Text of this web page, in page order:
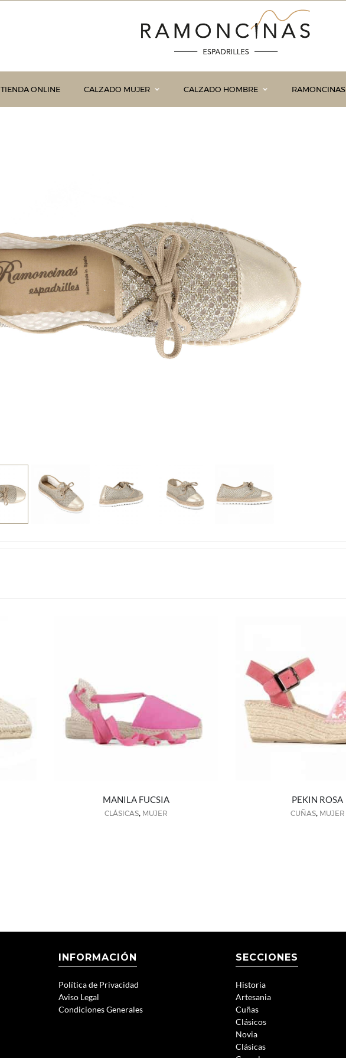
TIENDA ONLINE CALZADO MUJER CALZADO HOMBRE RAMONCINAS
MANILA FUCSIA
CLÁSICAS, MUJER
PEKIN ROSA
CUÑAS, MUJER
INFORMACIÓN
Política de Privacidad
Aviso Legal
Condiciones Generales
SECCIONES
Historia
Artesania
Cuñas
Clásicos
Novia
Clásicas